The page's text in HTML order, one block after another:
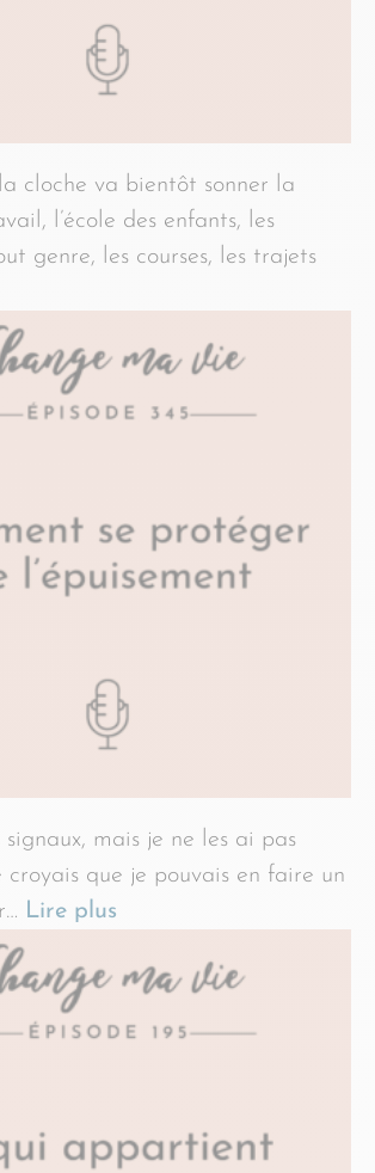
la cloche va bientôt sonner la
l’école des enfants, les
genre, les courses, les trajets
mais je ne les ai pas
croyais que je pouvais en faire un
Lire plus